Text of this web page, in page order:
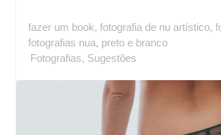
fazer um book,fotografia de nu artístico,
fotografias nua, preto e branco
Fotografias, Sugestões